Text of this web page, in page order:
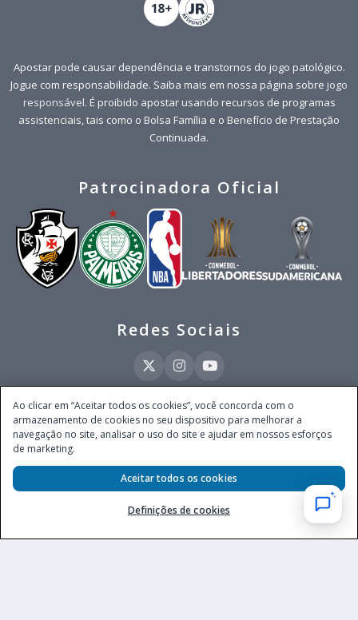
Apostar pode causar dependência e transtornos do jogo patológico.
Jogue com responsabilidade. Saiba mais em nossa página sobre jogo
responsável. É proibido apostar usando recursos de programas
assistenciais, tais como o Bolsa Família e o Benefício de Prestação
Continuada.
Patrocinadora Oficial
Redes Sociais
Este site é operado pela Ventmear Brasil LTDA (CNPJ 52.868.380/0001-84), com
endereço na Avenida Brigadeiro Faria Lima, nº 4.055, 3º andar, Itaim Bibi, no
Município de São Paulo, Estado de São Paulo, CEP 04538-133, Brasil - empresa
Secretaria de Prêmios e Apostas do Ministério da Fazenda, conforme Portaria nº
247, de 07.02.2025, publicada no DOU em 11.2.2025.
Ao clicar em “Aceitar todos os cookies”, você concorda com o
armazenamento de cookies no seu dispositivo para melhorar a
navegação no site, analisar o uso do site e ajudar em nossos esforços
de marketing.
Definições de cookies
Aceitar todos os cookies